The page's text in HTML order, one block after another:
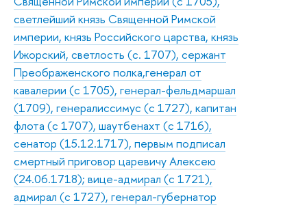
светлейший князь Священной Римской
империи, князь Российского царства, князь
Ижорский, светлость (с. 1707), сержант
Преображенского полка,генерал от
кавалерии (с 1705), генерал-фельдмаршал
(1709), генералиссимус (с 1727), капитан
флота (с 1707), шаутбенахт (с 1716),
сенатор (15.12.1717), первым подписал
смертный приговор царевичу Алексею
(24.06.1718); вице-адмирал (с 1721),
адмирал (с 1727), генерал-губернатор